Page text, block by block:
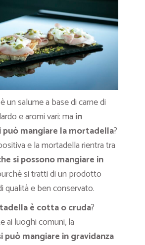
un salume a base di carne di
e aromi vari: ma in
può mangiare la mortadella?
e la mortadella rientra tra
si possono mangiare in
si tratti di un prodotto
qualità e ben conservato.
è cotta o cruda?
ai luoghi comuni, la
mangiare in gravidanza